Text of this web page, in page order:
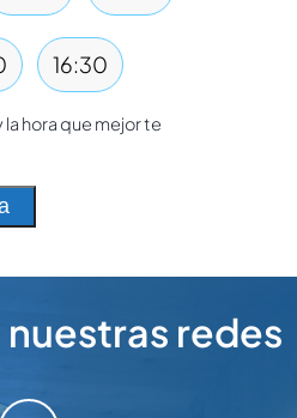
16:30
hora que mejor te
redes